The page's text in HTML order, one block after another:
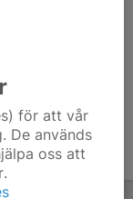
för att vår
De används
oss att